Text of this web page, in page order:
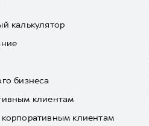
калькулятор
бизнеса
клиентам
клиентам